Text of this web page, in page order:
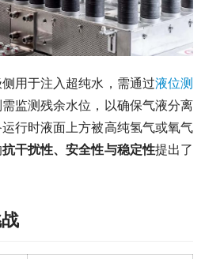
于注入超纯水，需通过液位测
监测残余水位，以确保气液分离
行时液面上方被高纯氢气或氧气
抗干扰性、安全性与稳定性提出了